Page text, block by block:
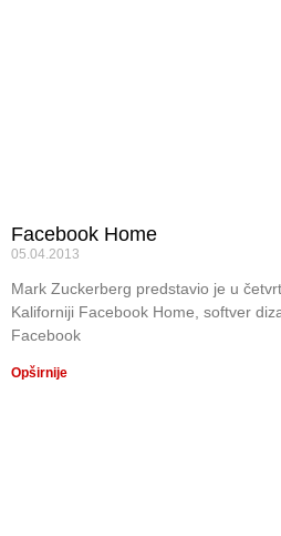
Facebook Home
05.04.2013
Mark Zuckerberg predstavio je u
Kaliforniji Facebook Home, softver
Facebook
Opširnije